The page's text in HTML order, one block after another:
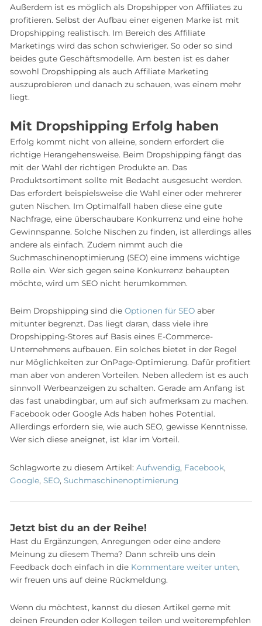
Außerdem ist es möglich als Dropshipper von Affiliates zu
profitieren. Selbst der Aufbau einer eigenen Marke ist mit
Dropshipping realistisch. Im Bereich des Affiliate
Marketings wird das schon schwieriger. So oder so sind
beides gute Geschäftsmodelle. Am besten ist es daher
sowohl Dropshipping als auch Affiliate Marketing
auszuprobieren und danach zu schauen, was einem mehr
liegt.
Mit Dropshipping Erfolg haben
Erfolg kommt nicht von alleine, sondern erfordert die
richtige Herangehensweise. Beim Dropshipping fängt das
mit der Wahl der richtigen Produkte an. Das
Produktsortiment sollte mit Bedacht ausgesucht werden.
Das erfordert beispielsweise die Wahl einer oder mehrerer
guten Nischen. Im Optimalfall haben diese eine gute
Nachfrage, eine überschaubare Konkurrenz und eine hohe
Gewinnspanne. Solche Nischen zu finden, ist allerdings alles
andere als einfach. Zudem nimmt auch die
Suchmaschinenoptimierung (SEO) eine immens wichtige
Rolle ein. Wer sich gegen seine Konkurrenz behaupten
möchte, wird um SEO nicht herumkommen.
Beim Dropshipping sind die Optionen für SEO aber
mitunter begrenzt. Das liegt daran, dass viele ihre
Dropshipping-Stores auf Basis eines E-Commerce-
Unternehmens aufbauen. Ein solches bietet in der Regel
nur Möglichkeiten zur OnPage-Optimierung. Dafür profitiert
man aber von anderen Vorteilen. Neben alledem ist es auch
sinnvoll Werbeanzeigen zu schalten. Gerade am Anfang ist
das fast unabdingbar, um auf sich aufmerksam zu machen.
Facebook oder Google Ads haben hohes Potential.
Allerdings erfordern sie, wie auch SEO, gewisse Kenntnisse.
Wer sich diese aneignet, ist klar im Vorteil.
Schlagworte zu diesem Artikel: Aufwendig, Facebook,
Google, SEO, Suchmaschinenoptimierung
Jetzt bist du an der Reihe!
Hast du Ergänzungen, Anregungen oder eine andere
Meinung zu diesem Thema? Dann schreib uns dein
Feedback doch einfach in die Kommentare weiter unten,
wir freuen uns auf deine Rückmeldung.
Wenn du möchtest, kannst du diesen Artikel gerne mit
deinen Freunden oder Kollegen teilen und weiterempfehlen